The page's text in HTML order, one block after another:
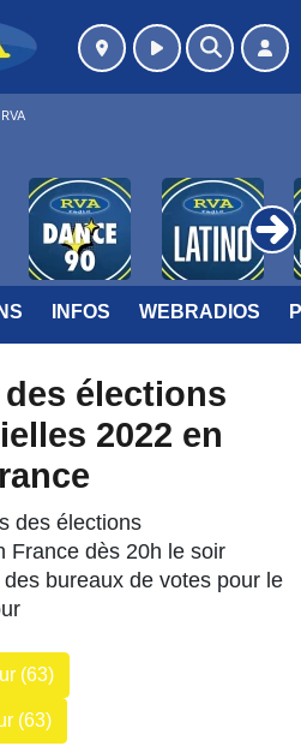
INFOS WEBRADIOS
élections
2022 en
des élections
France dès 20h le soir
bureaux de votes pour le
(63)
(63)